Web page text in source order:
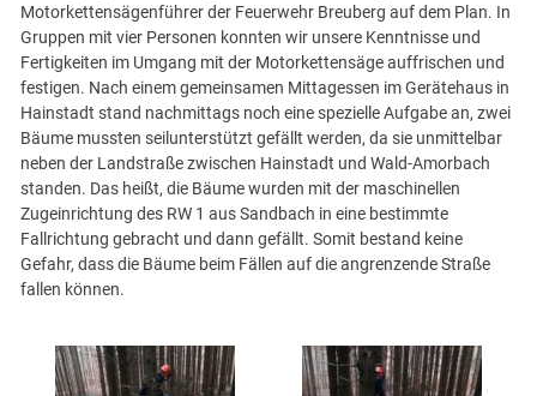
Motorkettensägenführer der Feuerwehr Breuberg auf dem Plan. In
Gruppen mit vier Personen konnten wir unsere Kenntnisse und
Fertigkeiten im Umgang mit der Motorkettensäge auffrischen und
festigen. Nach einem gemeinsamen Mittagessen im Gerätehaus in
Hainstadt stand nachmittags noch eine spezielle Aufgabe an, zwei
Bäume mussten seilunterstützt gefällt werden, da sie unmittelbar
neben der Landstraße zwischen Hainstadt und Wald-Amorbach
standen. Das heißt, die Bäume wurden mit der maschinellen
Zugeinrichtung des RW 1 aus Sandbach in eine bestimmte
Fallrichtung gebracht und dann gefällt. Somit bestand keine
Gefahr, dass die Bäume beim Fällen auf die angrenzende Straße
fallen können.